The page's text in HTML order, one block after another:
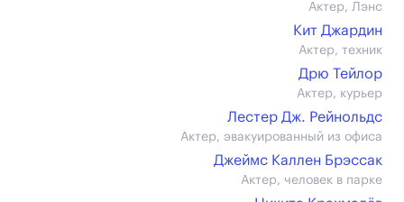
Актер, Лэнс
Кит Джардин
Актер, техник
Дрю Тейлор
Актер, курьер
Лестер Дж. Рейнольдс
Актер, эвакуированный из офиса
Джеймс Каллен Брэссак
Актер, человек в парке